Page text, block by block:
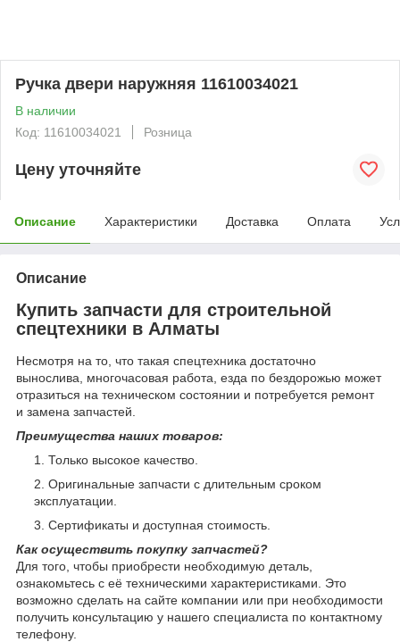
Ручка двери наружняя 11610034021
В наличии
Код: 11610034021
Розница
Цену уточняйте
Описание Характеристики Доставка Оплата
Описание
Купить запчасти для строительной
спецтехники в Алматы
Несмотря на то, что такая спецтехника достаточно
вынослива, многочасовая работа, езда по бездорожью может
отразиться на техническом состоянии и потребуется ремонт
и замена запчастей.
Преимущества наших товаров:
Только высокое качество.
Оригинальные запчасти с длительным сроком
эксплуатации.
Сертификаты и доступная стоимость.
Как осуществить покупку запчастей?
Для того, чтобы приобрести необходимую деталь,
ознакомьтесь с её техническими характеристиками. Это
возможно сделать на сайте компании или при необходимости
получить консультацию у нашего специалиста по контактному
телефону.